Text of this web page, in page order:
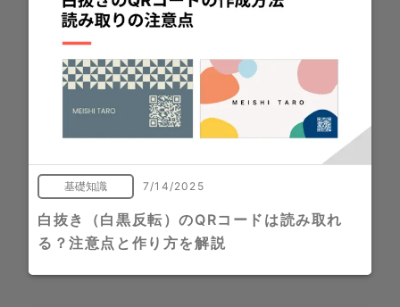
基礎知識 7/14/2025
白抜き（白黒反転）のQRコードは読み取れ
る？注意点と作り方を解説